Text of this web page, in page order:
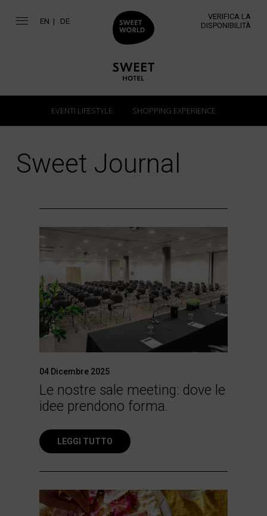
EN DE
VERIFICA LA
DISPONIBILITÀ
Sweet Journal
EVENTI LIFESTYLE SHOPPING EXPERIENCE
04 Dicembre 2025
Le nostre sale meeting: dove le
idee prendono forma.
LEGGI TUTTO